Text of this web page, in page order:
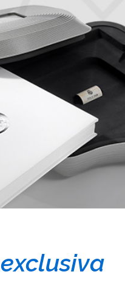
exclusiva